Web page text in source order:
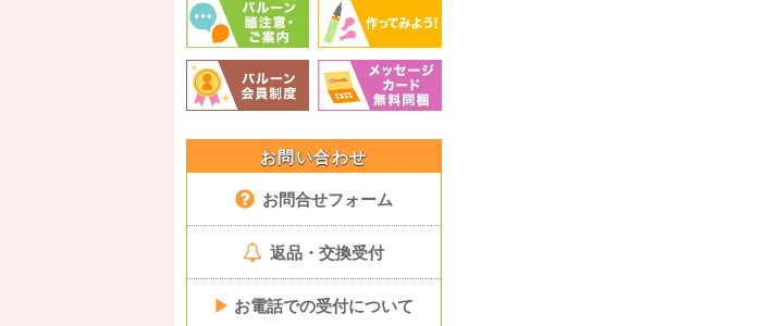
お問い合わせ
お問合せフォーム
返品・交換受付
▶ お電話での受付について